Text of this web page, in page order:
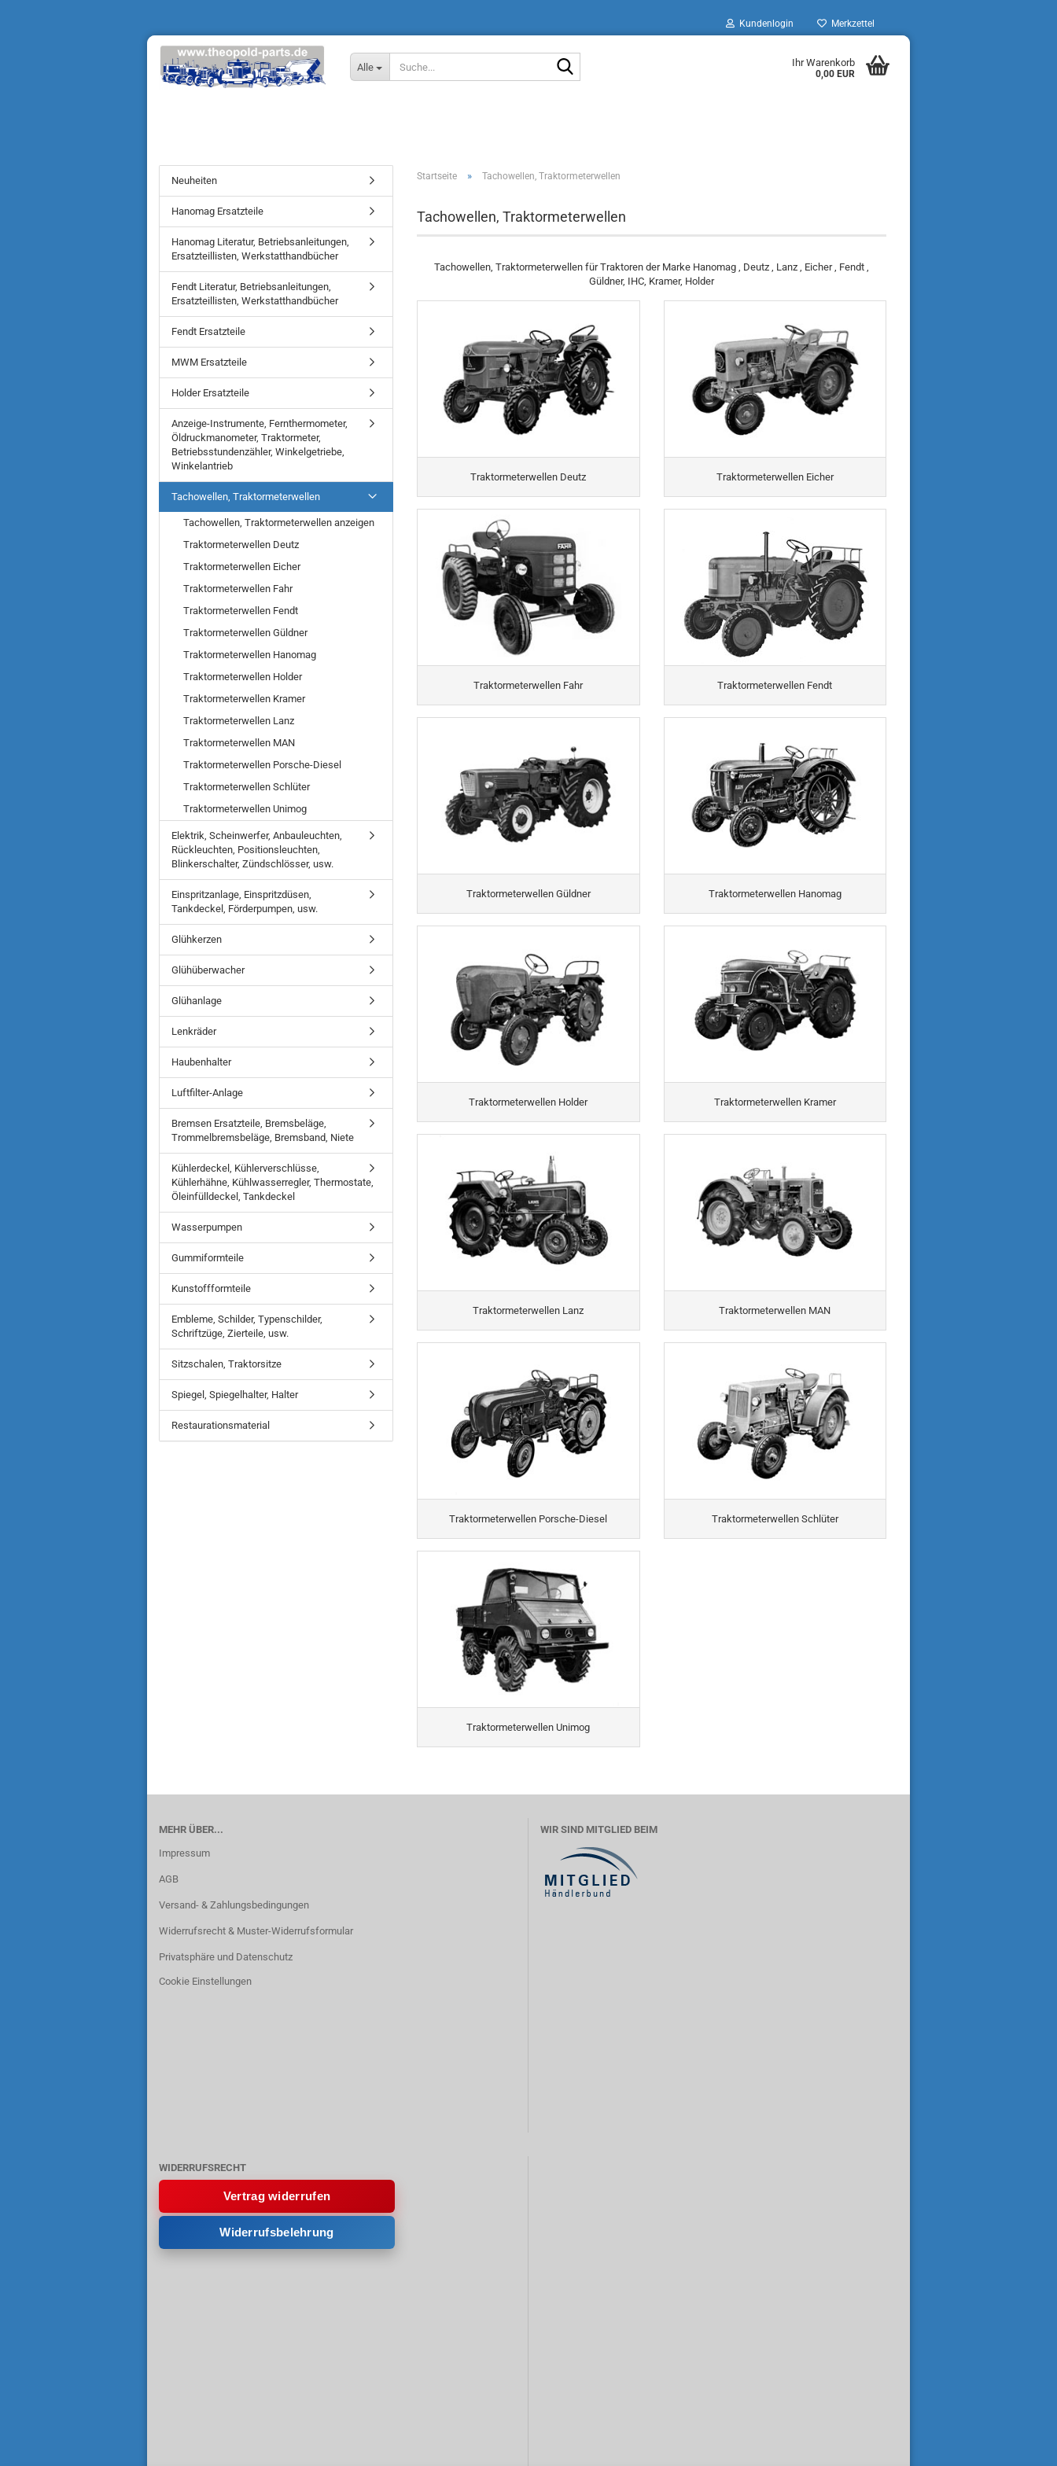
Kundenlogin Merkzettel
Alle Ihr Warenkorb
0,00 EUR
Startseite » Tachowellen, Traktormeterwellen
Tachowellen, Traktormeterwellen
Tachowellen, Traktormeterwellen für Traktoren der Marke Hanomag , Deutz , Lanz , Eicher , Fendt ,
Güldner, IHC, Kramer, Holder
Traktormeterwellen Deutz Traktormeterwellen Eicher
Traktormeterwellen Fahr Traktormeterwellen Fendt
Traktormeterwellen Güldner Traktormeterwellen Hanomag
Traktormeterwellen Holder Traktormeterwellen Kramer
Traktormeterwellen Lanz Traktormeterwellen MAN
Traktormeterwellen Porsche-Diesel Traktormeterwellen Schlüter
Traktormeterwellen Unimog
Neuheiten
Hanomag Ersatzteile
Hanomag Literatur, Betriebsanleitungen,
Ersatzteillisten, Werkstatthandbücher
Fendt Literatur, Betriebsanleitungen,
Ersatzteillisten, Werkstatthandbücher
Fendt Ersatzteile
MWM Ersatzteile
Holder Ersatzteile
Anzeige-Instrumente, Fernthermometer,
Öldruckmanometer, Traktormeter,
Betriebsstundenzähler, Winkelgetriebe,
Winkelantrieb
Tachowellen, Traktormeterwellen
Tachowellen, Traktormeterwellen anzeigen
Traktormeterwellen Deutz
Traktormeterwellen Eicher
Traktormeterwellen Fahr
Traktormeterwellen Fendt
Traktormeterwellen Güldner
Traktormeterwellen Hanomag
Traktormeterwellen Holder
Traktormeterwellen Kramer
Traktormeterwellen Lanz
Traktormeterwellen MAN
Traktormeterwellen Porsche-Diesel
Traktormeterwellen Schlüter
Traktormeterwellen Unimog
Elektrik, Scheinwerfer, Anbauleuchten,
Rückleuchten, Positionsleuchten,
Blinkerschalter, Zündschlösser, usw.
Einspritzanlage, Einspritzdüsen,
Tankdeckel, Förderpumpen, usw.
Glühkerzen
Glühüberwacher
Glühanlage
Lenkräder
Haubenhalter
Luftfilter-Anlage
Bremsen Ersatzteile, Bremsbeläge,
Trommelbremsbeläge, Bremsband, Niete
Kühlerdeckel, Kühlerverschlüsse,
Kühlerhähne, Kühlwasserregler, Thermostate,
Öleinfülldeckel, Tankdeckel
Wasserpumpen
Gummiformteile
Kunstoffformteile
Embleme, Schilder, Typenschilder,
Schriftzüge, Zierteile, usw.
Sitzschalen, Traktorsitze
Spiegel, Spiegelhalter, Halter
Restaurationsmaterial
MEHR ÜBER...
Impressum
AGB
Versand- & Zahlungsbedingungen
Widerrufsrecht & Muster-Widerrufsformular
Privatsphäre und Datenschutz
Cookie Einstellungen
WIR SIND MITGLIED BEIM
WIDERRUFSRECHT
Vertrag widerrufen
Widerrufsbelehrung